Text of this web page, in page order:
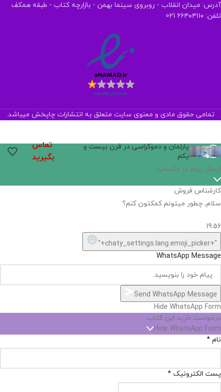
آدرس: میدان انقلاب - روبروی سینما بهمن - بازارچه کتاب - طبقه همکف
تلفن: ۶۶۴۰۴۱۱۰ 021
تمامی حقوق مادی و معنوی سایت متعلق به انتشارات چاپخش میباشد.
پارلمان و دموکراسی در قرن بیست و
یکم
تماس
بگیرید
اگر
نیست,
شاید
بتونیم
تهیه
Open
chaty
1
Hide
chaty
ارسال پیام در واتساپ
کارشناس فروش
سلام, چطور میتونم کمکتون کنم؟
19:56